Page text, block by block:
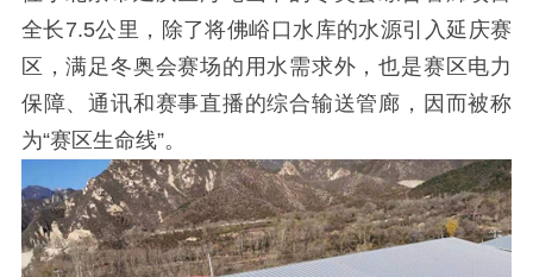
全长7.5公里，除了将佛峪口水库的水源引入延庆赛
区，满足冬奥会赛场的用水需求外，也是赛区电力
保障、通讯和赛事直播的综合输送管廊，因而被称
为“赛区生命线”。